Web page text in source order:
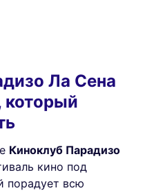
Ла Сена
Киноклуб Парадизо
кино под
порадует всю